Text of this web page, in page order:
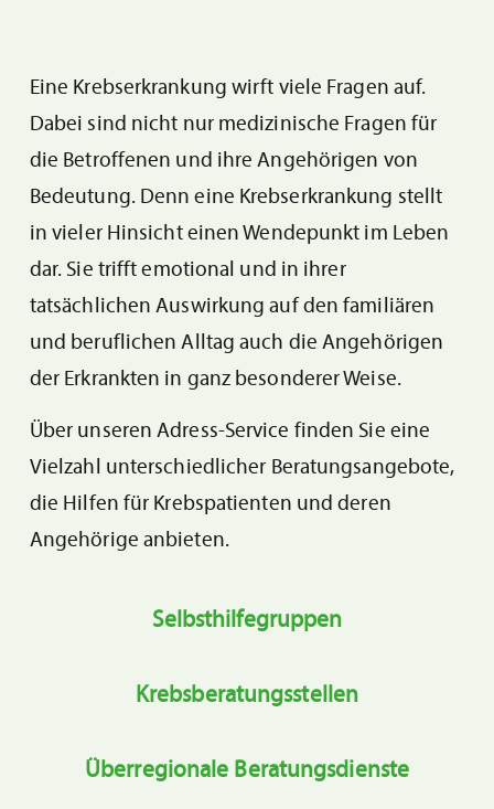
Eine Krebserkrankung wirft viele Fragen auf.
Dabei sind nicht nur medizinische Fragen für
die Betroffenen und ihre Angehörigen von
Bedeutung. Denn eine Krebserkrankung stellt
in vieler Hinsicht einen Wendepunkt im Leben
dar. Sie trifft emotional und in ihrer
tatsächlichen Auswirkung auf den familiären
und beruflichen Alltag auch die Angehörigen
der Erkrankten in ganz besonderer Weise.
Über unseren Adress-Service finden Sie eine
Vielzahl unterschiedlicher Beratungsangebote,
die Hilfen für Krebspatienten und deren
Angehörige anbieten.
Selbsthilfegruppen
Krebsberatungsstellen
Überregionale Beratungsdienste